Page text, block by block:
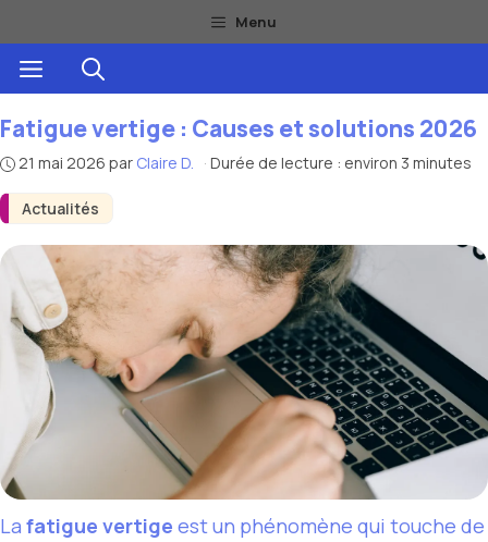
au
contenu
Menu
Menu
Actualités
Fatigue vertige : Causes et solutions 2026
21 mai 2026 par Claire D. · Durée de lecture : environ 3 minutes
La fatigue vertige est un phénomène qui touche de